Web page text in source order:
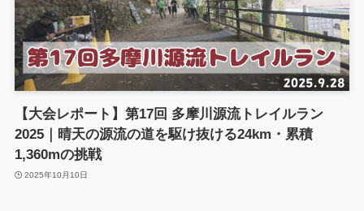
【大会レポート】第17回 多摩川源流トレイルラン
2025｜晴天の源流の道を駆け抜ける24km・累積
1,360mの挑戦
2025年10月10日